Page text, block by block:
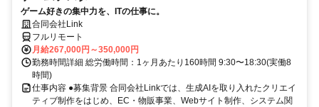
ゲーム好きの集中力を、ITの仕事に。
合同会社Link
フルリモート
月給267,000円～350,000円
勤務時間詳細 総労働時間：1ヶ月あたり160時間 9:30〜18:30(実働8
時間)
仕事内容 ●募集背景 合同会社Linkでは、生成AIを取り入れたクリエイ
ティブ制作をはじめ、EC・物販事業、Webサイト制作、システム関